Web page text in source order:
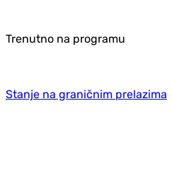
Trenutno na programu
Stanje na graničnim prelazima